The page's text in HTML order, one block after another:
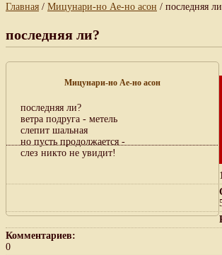
Главная / Мицунари-но Ае-но асон / последняя
последняя ли?
Мицунари-но Ае-но асон
последняя ли?
ветра подруга - метель
слепит шальная
но пусть продолжается -
слез никто не увидит!
Комментариев:
0